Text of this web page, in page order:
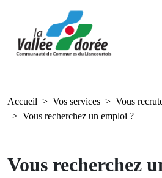
Accueil Vos services
Vous
Vous recherchez un emploi ?
Vous recherchez